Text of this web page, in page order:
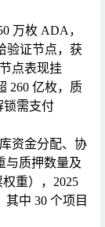
万枚 ADA，
验证节点，获
点表现挂
260 亿枚，质
锁需支付
资金分配、协
与质押数量及
重），2025
中 30 个项目